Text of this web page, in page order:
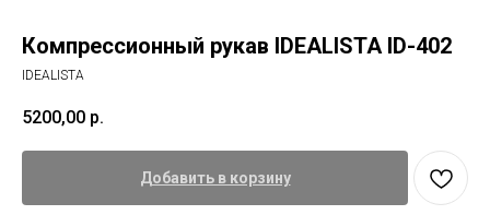
Компрессионный рукав IDEALISTA ID-402
IDEALISTA
5200,00 р.
Добавить в корзину